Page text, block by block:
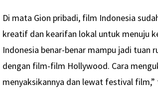
Di mata Gion pribadi, film Indonesia
kreatif dan kearifan lokal untuk menuju
Indonesia benar-benar mampu jadi tuan
dengan film-film Hollywood. Cara
menyaksikannya dan lewat festival film,”